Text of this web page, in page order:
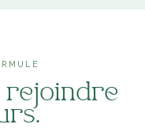
rejoindre